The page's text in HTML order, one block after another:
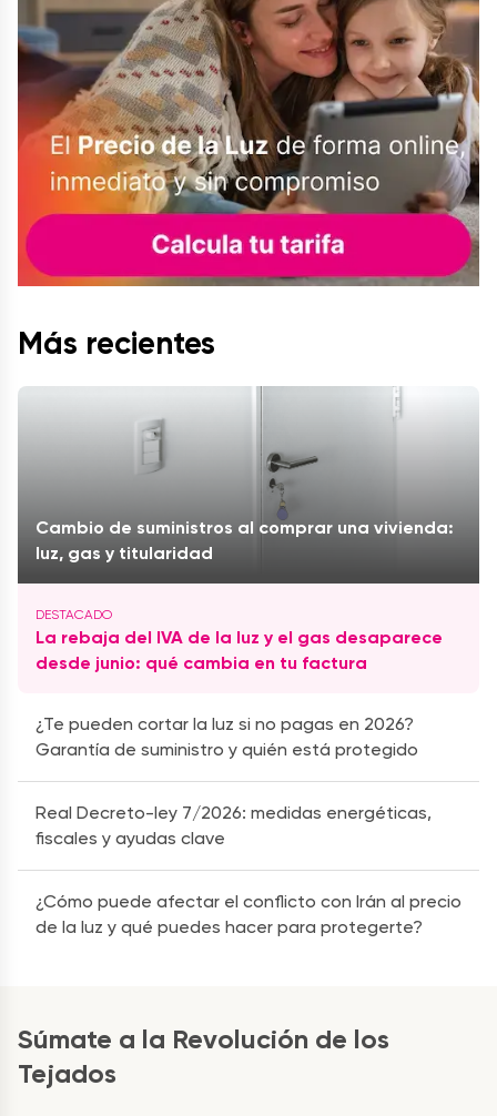
Más recientes
Cambio de suministros al comprar una vivienda:
luz, gas y titularidad
La rebaja del IVA de la luz y el gas desaparece
desde junio: qué cambia en tu factura
¿Te pueden cortar la luz si no pagas en 2026?
Garantía de suministro y quién está protegido
Real Decreto-ley 7/2026: medidas energéticas,
fiscales y ayudas clave
¿Cómo puede afectar el conflicto con Irán al precio
de la luz y qué puedes hacer para protegerte?
Súmate a la Revolución de los
Tejados